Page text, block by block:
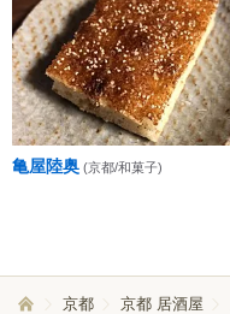
亀屋陸奥 (京都/和菓子)
京都 京都 居酒屋